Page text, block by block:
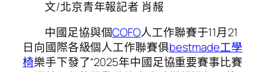
文/北京青年報記者 肖赧
中國足協與個COFO人工作聯賽于11月21
日向國際各級個人工作聯賽俱bestmade工學
椅樂手下發了“2025年中國足協重要賽事比賽